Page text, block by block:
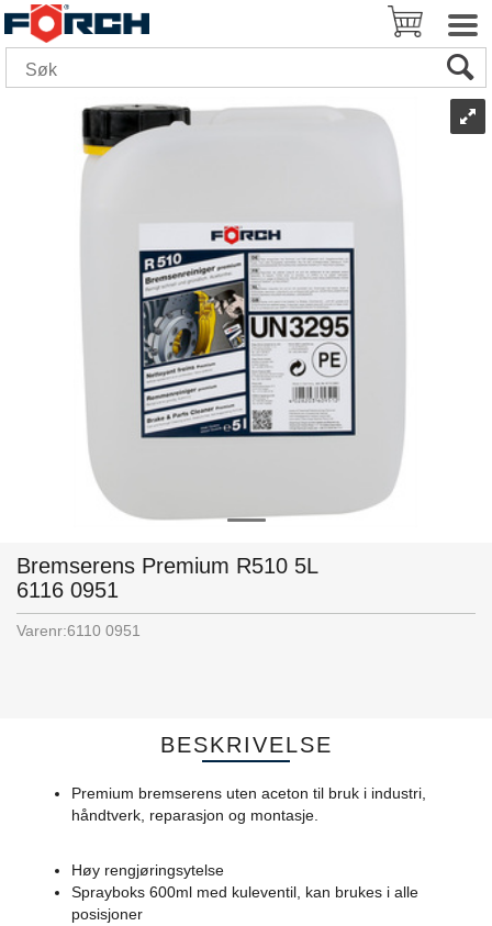
Bremserens Premium R510 5L
6116 0951
Varenr:6110 0951
BESKRIVELSE
Premium bremserens uten aceton til bruk i industri,
håndtverk, reparasjon og montasje.
Høy rengjøringsytelse
Sprayboks 600ml med kuleventil, kan brukes i alle
posisjoner